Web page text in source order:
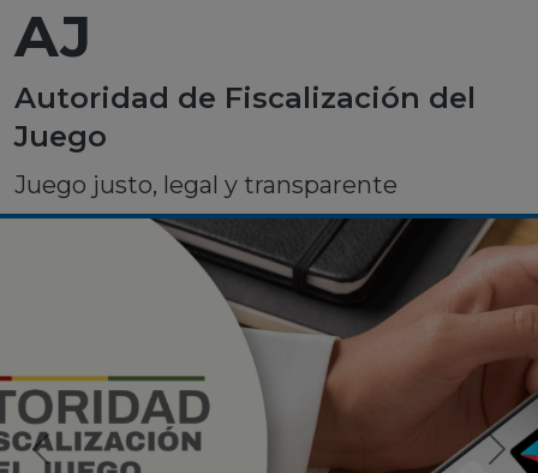
AJ
Autoridad de Fiscalización del
Juego
Juego justo, legal y transparente